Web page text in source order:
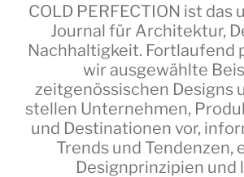
COLD PERFECTION ist das
Journal für Architektur,
Nachhaltigkeit. Fortlaufend
wir ausgewählte
zeitgenössischen Designs
stellen Unternehmen,
und Destinationen vor,
Trends und Tendenzen,
Designprinzipien und